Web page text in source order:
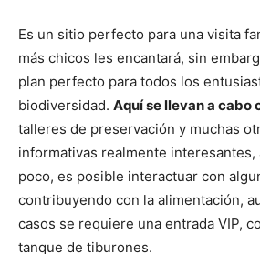
Es un sitio perfecto para una visita
más chicos les encantará, sin
plan perfecto para todos los
biodiversidad. Aquí se llevan a cabo
talleres de preservación y muchas
informativas realmente interesantes,
poco, es posible interactuar con
contribuyendo con la alimentación,
casos se requiere una entrada VIP,
tanque de tiburones.